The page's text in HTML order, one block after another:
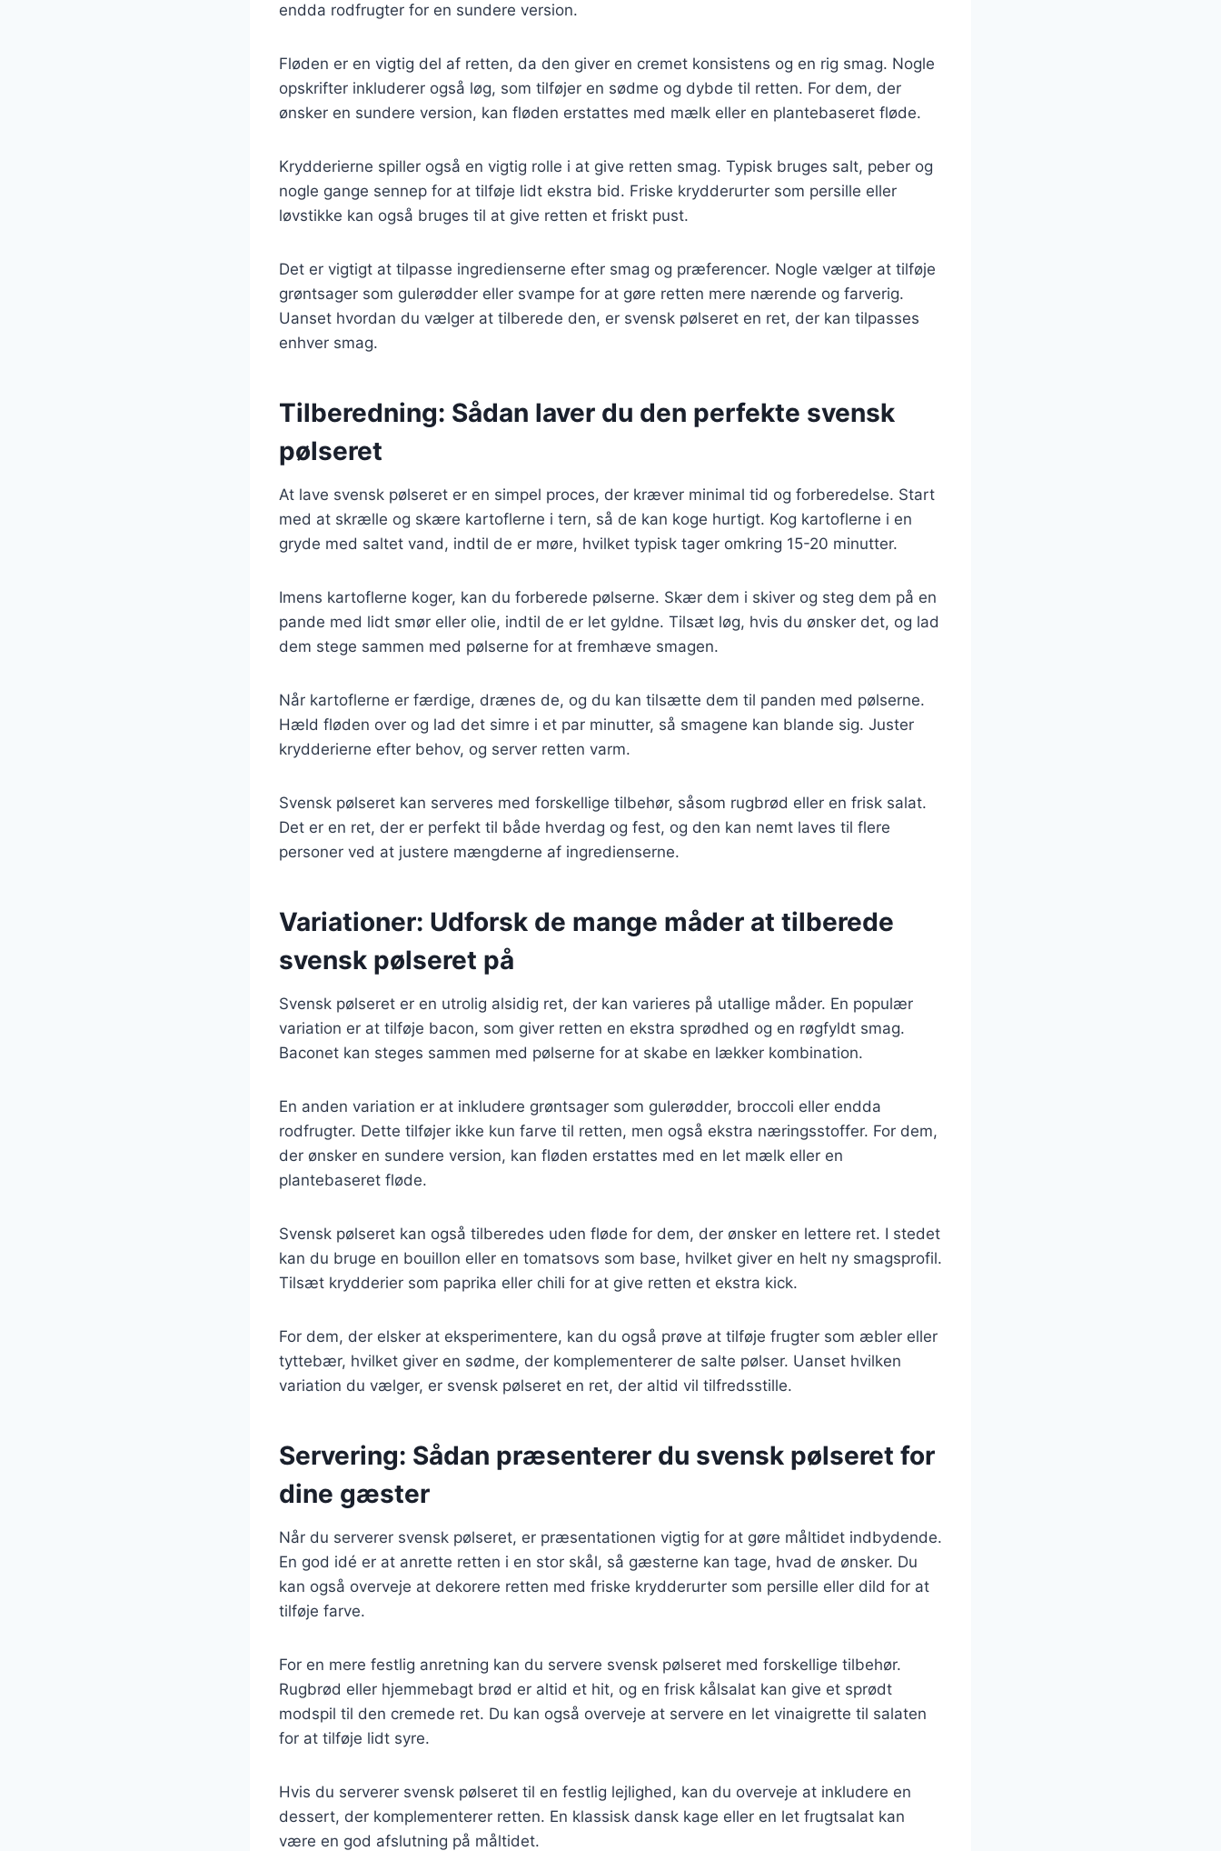
endda rodfrugter for en sundere version.
Fløden er en vigtig del af retten, da den giver en cremet konsistens og en rig smag. Nogle
opskrifter inkluderer også løg, som tilføjer en sødme og dybde til retten. For dem, der
ønsker en sundere version, kan fløden erstattes med mælk eller en plantebaseret fløde.
Krydderierne spiller også en vigtig rolle i at give retten smag. Typisk bruges salt, peber og
nogle gange sennep for at tilføje lidt ekstra bid. Friske krydderurter som persille eller
løvstikke kan også bruges til at give retten et friskt pust.
Det er vigtigt at tilpasse ingredienserne efter smag og præferencer. Nogle vælger at tilføje
grøntsager som gulerødder eller svampe for at gøre retten mere nærende og farverig.
Uanset hvordan du vælger at tilberede den, er svensk pølseret en ret, der kan tilpasses
enhver smag.
Tilberedning: Sådan laver du den perfekte svensk
pølseret
At lave svensk pølseret er en simpel proces, der kræver minimal tid og forberedelse. Start
med at skrælle og skære kartoflerne i tern, så de kan koge hurtigt. Kog kartoflerne i en
gryde med saltet vand, indtil de er møre, hvilket typisk tager omkring 15-20 minutter.
Imens kartoflerne koger, kan du forberede pølserne. Skær dem i skiver og steg dem på en
pande med lidt smør eller olie, indtil de er let gyldne. Tilsæt løg, hvis du ønsker det, og lad
dem stege sammen med pølserne for at fremhæve smagen.
Når kartoflerne er færdige, drænes de, og du kan tilsætte dem til panden med pølserne.
Hæld fløden over og lad det simre i et par minutter, så smagene kan blande sig. Juster
krydderierne efter behov, og server retten varm.
Svensk pølseret kan serveres med forskellige tilbehør, såsom rugbrød eller en frisk salat.
Det er en ret, der er perfekt til både hverdag og fest, og den kan nemt laves til flere
personer ved at justere mængderne af ingredienserne.
Variationer: Udforsk de mange måder at tilberede
svensk pølseret på
Svensk pølseret er en utrolig alsidig ret, der kan varieres på utallige måder. En populær
variation er at tilføje bacon, som giver retten en ekstra sprødhed og en røgfyldt smag.
Baconet kan steges sammen med pølserne for at skabe en lækker kombination.
En anden variation er at inkludere grøntsager som gulerødder, broccoli eller endda
rodfrugter. Dette tilføjer ikke kun farve til retten, men også ekstra næringsstoffer. For dem,
der ønsker en sundere version, kan fløden erstattes med en let mælk eller en
plantebaseret fløde.
Svensk pølseret kan også tilberedes uden fløde for dem, der ønsker en lettere ret. I stedet
kan du bruge en bouillon eller en tomatsovs som base, hvilket giver en helt ny smagsprofil.
Tilsæt krydderier som paprika eller chili for at give retten et ekstra kick.
For dem, der elsker at eksperimentere, kan du også prøve at tilføje frugter som æbler eller
tyttebær, hvilket giver en sødme, der komplementerer de salte pølser. Uanset hvilken
variation du vælger, er svensk pølseret en ret, der altid vil tilfredsstille.
Servering: Sådan præsenterer du svensk pølseret for
dine gæster
Når du serverer svensk pølseret, er præsentationen vigtig for at gøre måltidet indbydende.
En god idé er at anrette retten i en stor skål, så gæsterne kan tage, hvad de ønsker. Du
kan også overveje at dekorere retten med friske krydderurter som persille eller dild for at
tilføje farve.
For en mere festlig anretning kan du servere svensk pølseret med forskellige tilbehør.
Rugbrød eller hjemmebagt brød er altid et hit, og en frisk kålsalat kan give et sprødt
modspil til den cremede ret. Du kan også overveje at servere en let vinaigrette til salaten
for at tilføje lidt syre.
Hvis du serverer svensk pølseret til en festlig lejlighed, kan du overveje at inkludere en
dessert, der komplementerer retten. En klassisk dansk kage eller en let frugtsalat kan
være en god afslutning på måltidet.